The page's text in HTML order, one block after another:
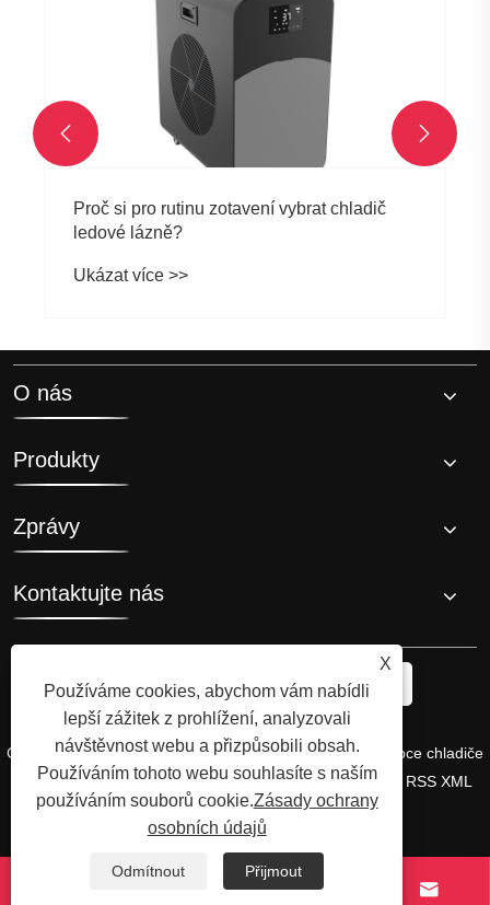
Proč si pro rutinu zotavení vybrat chladič
ledové lázně?
Ukázat více >>
 
O nás
Produkty
Zprávy
Kontaktujte nás
Copyright © 2008 Hi-Q Group, původní vynálezce a výrobce chladiče
ledové lázně. Všechna práva vyhrazena.Links Sitemap RSS XML
Zásady ochrany osobních údajů
 
X
Používáme cookies, abychom vám nabídli
lepší zážitek z prohlížení, analyzovali
návštěvnost webu a přizpůsobili obsah.
Používáním tohoto webu souhlasíte s naším
používáním souborů cookie.Zásady ochrany
osobních údajů
Odmítnout Přijmout